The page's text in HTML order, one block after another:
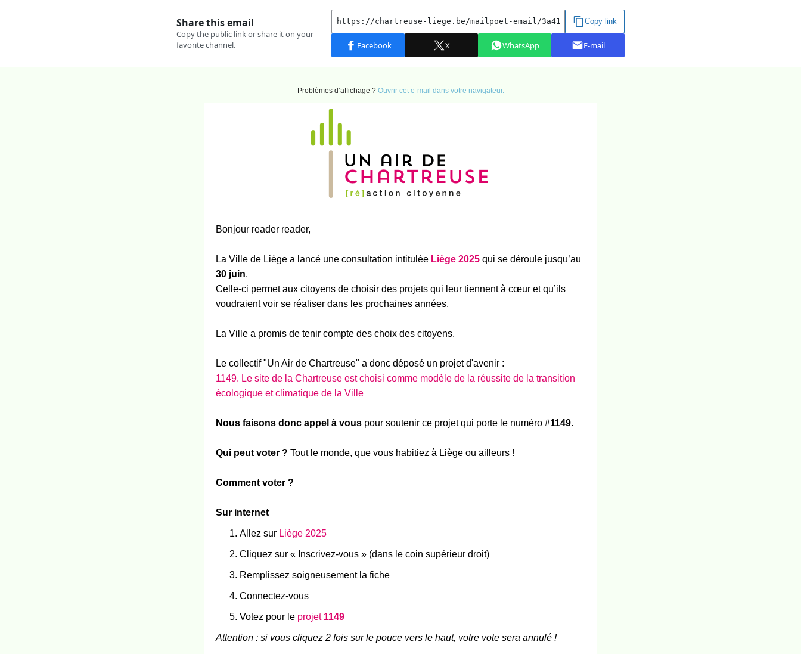
Problèmes d’affichage ? Ouvrir cet e-mail dans votre navigateur.
Bonjour reader reader,
La Ville de Liège a lancé une consultation intitulée Liège 2025 qui se déroule jusqu’au
30 juin.
Celle-ci permet aux citoyens de choisir des projets qui leur tiennent à cœur et qu’ils
voudraient voir se réaliser dans les prochaines années.
La Ville a promis de tenir compte des choix des citoyens.
Le collectif "Un Air de Chartreuse" a donc déposé un projet d'avenir :
1149. Le site de la Chartreuse est choisi comme modèle de la réussite de la transition
écologique et climatique de la Ville
Nous faisons donc appel à vous pour soutenir ce projet qui porte le numéro #1149.
Qui peut voter ? Tout le monde, que vous habitiez à Liège ou ailleurs !
Comment voter ?
Sur internet
Allez sur Liège 2025
Cliquez sur « Inscrivez-vous » (dans le coin supérieur droit)
Remplissez soigneusement la fiche
Connectez-vous
Votez pour le projet 1149
Attention : si vous cliquez 2 fois sur le pouce vers le haut, votre vote sera annulé !